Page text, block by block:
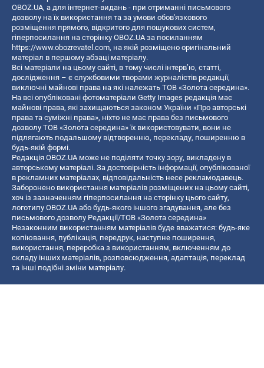
OBOZ.UA, а для інтернет-видань - при отриманні письмового
дозволу на їх використання та за умови обов'язкового
розміщення прямого, відкритого для пошукових систем,
гіперпосилання на сторінку OBOZ.UA за посиланням
https://www.obozrevatel.com, на якій розміщено оригінальний
матеріал в першому абзаці матеріалу.
Всі матеріали на цьому сайті, в тому числі інтерв’ю, статті,
дослідження – є службовими творами журналістів редакції,
виключні майнові права на які належать ТОВ «Золота середина».
На всі опубліковані фотоматеріали Getty Images редакція має
майнові права, які захищаються законом України «Про авторські
права та суміжні права», ніхто не має права без письмового
дозволу ТОВ «Золота середина» їх використовувати, вони не
підлягають подальшому відтворенню, перекладу, поширенню в
будь-якій формі.
Редакція OBOZ.UA може не поділяти точку зору, викладену в
авторському матеріалі. За достовірність інформації, опублікованої
в рекламних матеріалах, відповідальність несе рекламодавець.
Заборонено використання матеріалів розміщених на цьому сайті,
хоч із зазначенням гіперпосилання на сторінку цього сайту,
логотипу OBOZ.UA або будь-якого іншого згадування, але без
письмового дозволу Редакції/ТОВ «Золота середина»
Незаконним використанням матеріалів буде вважатися: будь-яке
копiювання, публiкацiя, передрук, наступне поширення,
використання, переробка з використанням, включенням до
складу інших матеріалів, розповсюдження, адаптація, переклад
та інші подібні зміни матеріалу.